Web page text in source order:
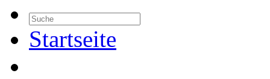
Startseite